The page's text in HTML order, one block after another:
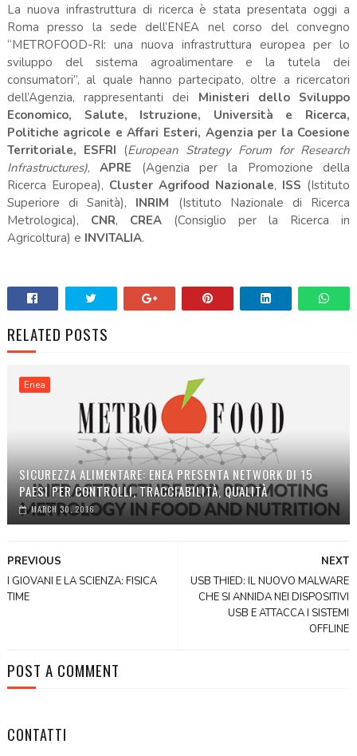
La nuova infrastruttura di ricerca è stata presentata oggi a
Roma presso la sede dell’ENEA nel corso del convegno
“METROFOOD-RI: una nuova infrastruttura europea per lo
sviluppo del sistema agroalimentare e la tutela dei
consumatori”, al quale hanno partecipato, oltre a ricercatori
dell’Agenzia, rappresentanti dei Ministeri dello Sviluppo
Economico, Salute, Istruzione, Università e Ricerca,
Politiche agricole e Affari Esteri, Agenzia per la Coesione
Territoriale, ESFRI (European Strategy Forum for Research
Infrastructures),APRE (Agenzia per la Promozione della
Ricerca Europea), Cluster Agrifood Nazionale, ISS (Istituto
Superiore di Sanità), INRIM (Istituto Nazionale di Ricerca
Metrologica), CNR, CREA (Consiglio per la Ricerca in
Agricoltura) e INVITALIA.
RELATED POSTS
Enea
SICUREZZA ALIMENTARE: ENEA PRESENTA NETWORK DI 15
PAESI PER CONTROLLI, TRACCIABILITÀ, QUALITÀ
MARCH 30, 2016
NEXT
USB THIED: IL NUOVO MALWARE
CHE SI ANNIDA NEI DISPOSITIVI
USB E ATTACCA I SISTEMI
OFFLINE
PREVIOUS
I GIOVANI E LA SCIENZA: FISICA
TIME
POST A COMMENT
CONTATTI